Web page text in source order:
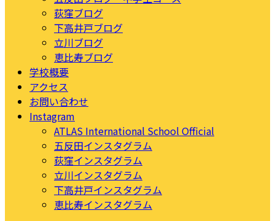
荻窪ブログ
下高井戸ブログ
立川ブログ
恵比寿ブログ
学校概要
アクセス
お問い合わせ
Instagram
ATLAS International School Official
五反田インスタグラム
荻窪インスタグラム
立川インスタグラム
下高井戸インスタグラム
恵比寿インスタグラム